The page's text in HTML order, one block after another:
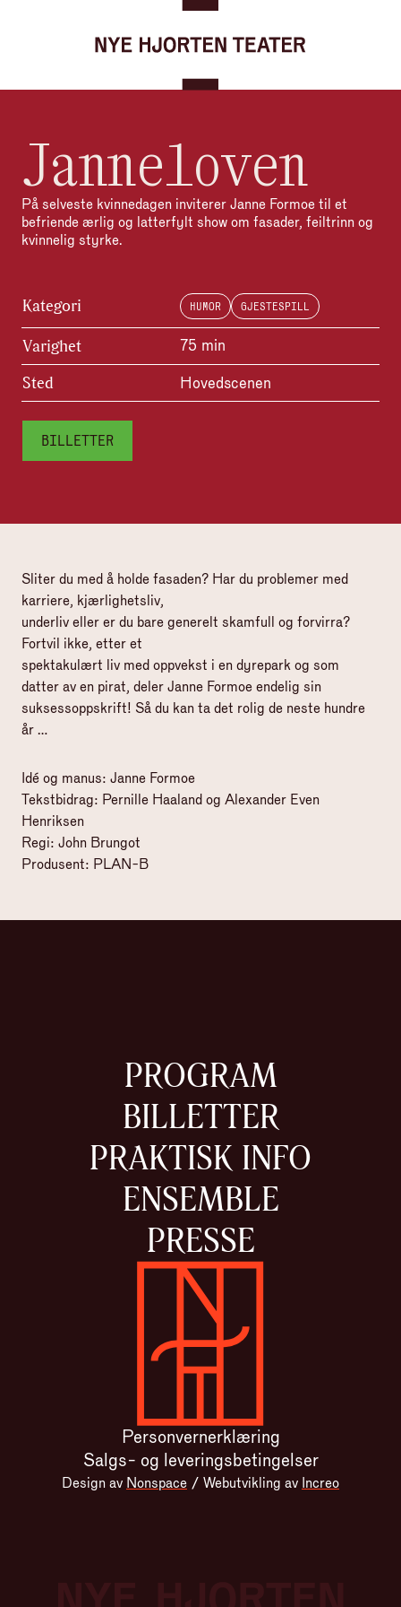
Gå til forsiden
Janneloven
På selveste kvinnedagen inviterer Janne Formoe til et
befriende ærlig og latterfylt show om fasader, feiltrinn og
kvinnelig styrke.
Kategori HUMOR GJESTESPILL
Varighet 75 min
Sted Hovedscenen
BILLETTER
Sliter du med å holde fasaden? Har du problemer med
karriere, kjærlighetsliv,
underliv eller er du bare generelt skamfull og forvirra?
Fortvil ikke, etter et
spektakulært liv med oppvekst i en dyrepark og som
datter av en pirat, deler Janne Formoe endelig sin
suksessoppskrift! Så du kan ta det rolig de neste hundre
år …
Idé og manus: Janne Formoe
Tekstbidrag: Pernille Haaland og Alexander Even
Henriksen
Regi: John Brungot
Produsent: PLAN-B
PROGRAM
BILLETTER
PRAKTISK INFO
ENSEMBLE
PRESSE
Gå til forsiden
Personvernerklæring
Salgs- og leveringsbetingelser
Design av Nonspace / Webutvikling av Increo